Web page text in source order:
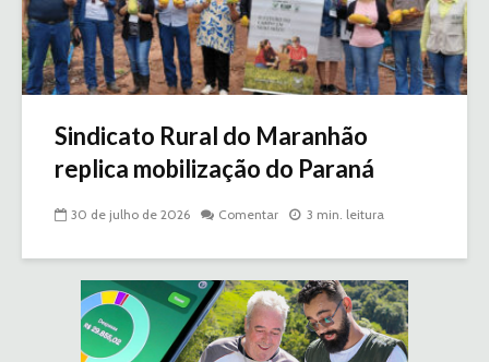
Sindicato Rural do Maranhão
replica mobilização do Paraná
30 de julho de 2026 Comentar 3 min. leitura